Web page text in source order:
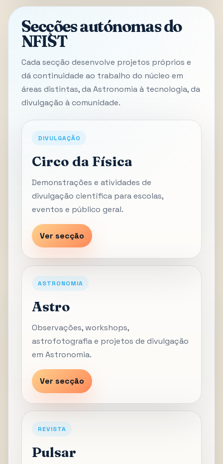
Secções autónomas do
NFIST
Cada secção desenvolve projetos próprios e
dá continuidade ao trabalho do núcleo em
áreas distintas, da Astronomia à tecnologia, da
divulgação à comunidade.
DIVULGAÇÃO
Circo da Física
Demonstrações e atividades de
divulgação científica para escolas,
eventos e público geral.
Ver secção
ASTRONOMIA
Astro
Observações, workshops,
astrofotografia e projetos de divulgação
em Astronomia.
Ver secção
REVISTA
Pulsar